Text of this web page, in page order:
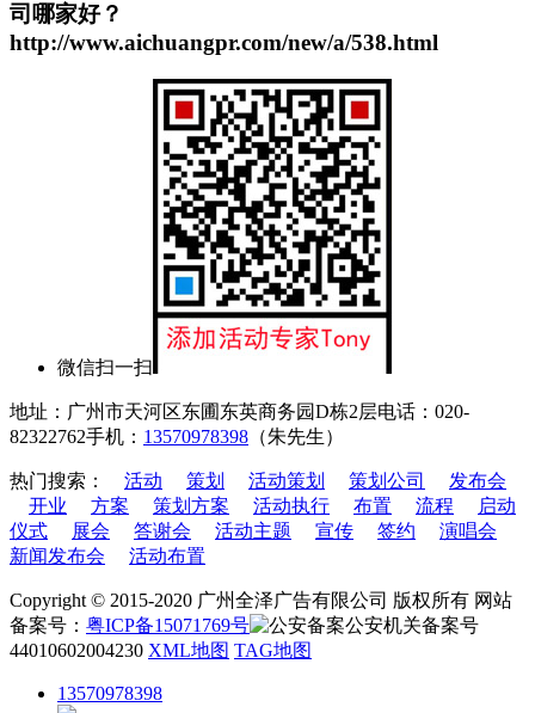
司哪家好？
http://www.aichuangpr.com/new/a/538.html
微信扫一扫
地址：广州市天河区东圃东英商务园D栋2层电话：020-
82322762手机： 13570978398 （朱先生）
热门搜索： 活动 策划 活动策划 策划公司
发布会
开业
方案 策划方案 活动执行 布置 流程
启动
仪式
展会 答谢会 活动主题 宣传 签约
演唱会
新闻发布会
活动布置
Copyright © 2015-2020 广州全泽广告有限公司 版权所有 网站
备案号： 粤ICP备15071769号
公安机关备案号
44010602004230 XML地图 TAG地图
13570978398